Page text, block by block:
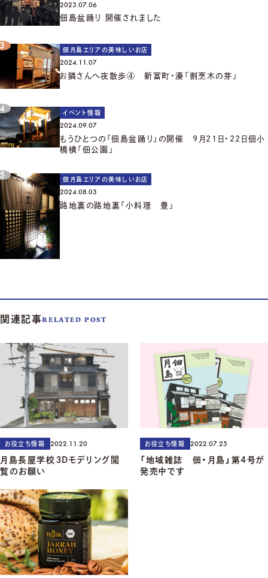
2023.07.06
佃島盆踊り 開催されました
佃月島エリアの美味しいお店
2024.11.07
お隣さんへ夜散歩④ 新富町・湊「割烹木の芽」
イベント情報
2024.09.07
もうひとつの「佃島盆踊り」の開催 9月21日・22日佃小
橋横「佃公園」
佃月島エリアの美味しいお店
2024.08.03
路地裏の路地裏「小料理 豊」
関連記事RELATED POST
お役立ち情報 2022.11.20
月島長屋学校３Dモデリング閲
覧のお願い
お役立ち情報 2022.07.25
「地域雑誌 佃・月島」第4号が
発売中です